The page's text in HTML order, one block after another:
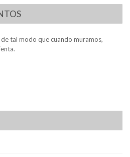
tal modo que cuando muramos,